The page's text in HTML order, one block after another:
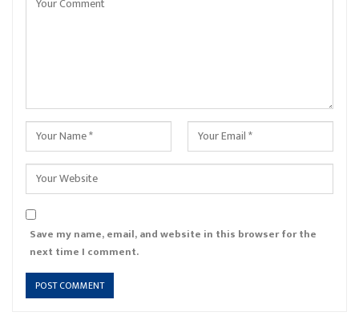
Save my name, email, and website in this browser for the
next time I comment.